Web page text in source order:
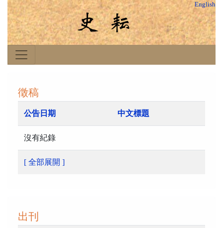
English
徵稿
公告日期 中文標題
沒有紀錄
[ 全部展開 ]
出刊